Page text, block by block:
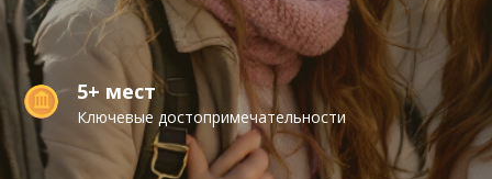
5+ мест
Ключевые достопримечательности